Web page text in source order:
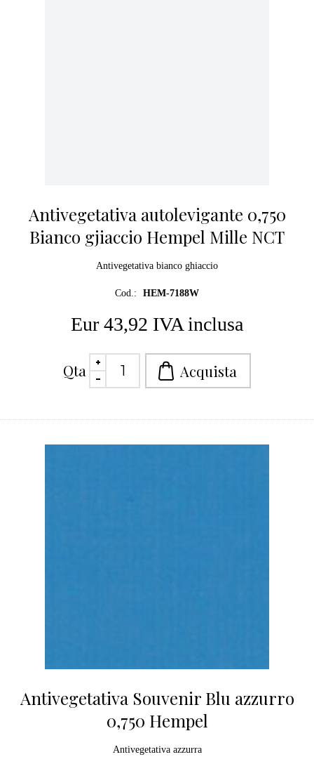
Antivegetativa autolevigante 0,750
Bianco gjiaccio Hempel Mille NCT
Antivegetativa bianco ghiaccio
Cod.: HEM-7188W
Eur 43,92 IVA inclusa
Qta
Antivegetativa Souvenir Blu azzurro
0,750 Hempel
Antivegetativa azzurra